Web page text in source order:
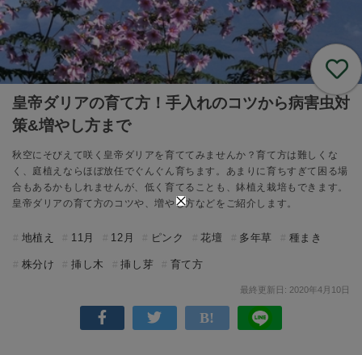
皇帝ダリアの育て方！手入れのコツから病害虫対
策&増やし方まで
秋空にそびえて咲く皇帝ダリアを育ててみませんか？育て方は難しくな
く、庭植えならほぼ放任でぐんぐん育ちます。あまりに育ちすぎて困る場
合もあるかもしれませんが、低く育てることも、鉢植え栽培もできます。
皇帝ダリアの育て方のコツや、増やし方などをご紹介します。
地植え 11月 12月 ピンク 花壇 多年草 種まき
株分け 挿し木 挿し芽 育て方
最終更新日: 2020年4月10日